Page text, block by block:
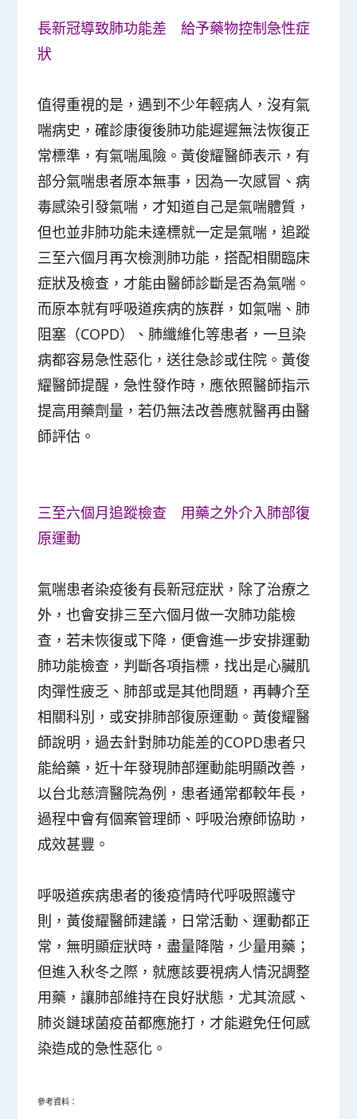
長新冠導致肺功能差 給予藥物控制急性症
狀
值得重視的是，遇到不少年輕病人，沒有氣
喘病史，確診康復後肺功能遲遲無法恢復正
常標準，有氣喘風險。黃俊耀醫師表示，有
部分氣喘患者原本無事，因為一次感冒、病
毒感染引發氣喘，才知道自己是氣喘體質，
但也並非肺功能未達標就一定是氣喘，追蹤
三至六個月再次檢測肺功能，搭配相關臨床
症狀及檢查，才能由醫師診斷是否為氣喘。
而原本就有呼吸道疾病的族群，如氣喘、肺
阻塞（COPD）、肺纖維化等患者，一旦染
病都容易急性惡化，送往急診或住院。黃俊
耀醫師提醒，急性發作時，應依照醫師指示
提高用藥劑量，若仍無法改善應就醫再由醫
師評估。
三至六個月追蹤檢查 用藥之外介入肺部復
原運動
氣喘患者染疫後有長新冠症狀，除了治療之
外，也會安排三至六個月做一次肺功能檢
查，若未恢復或下降，便會進一步安排運動
肺功能檢查，判斷各項指標，找出是心臟肌
肉彈性疲乏、肺部或是其他問題，再轉介至
相關科別，或安排肺部復原運動。黃俊耀醫
師說明，過去針對肺功能差的COPD患者只
能給藥，近十年發現肺部運動能明顯改善，
以台北慈濟醫院為例，患者通常都較年長，
過程中會有個案管理師、呼吸治療師協助，
成效甚豐。
呼吸道疾病患者的後疫情時代呼吸照護守
則，黃俊耀醫師建議，日常活動、運動都正
常，無明顯症狀時，盡量降階，少量用藥；
但進入秋冬之際，就應該要視病人情況調整
用藥，讓肺部維持在良好狀態，尤其流感、
肺炎鏈球菌疫苗都應施打，才能避免任何感
染造成的急性惡化。
參考資料：